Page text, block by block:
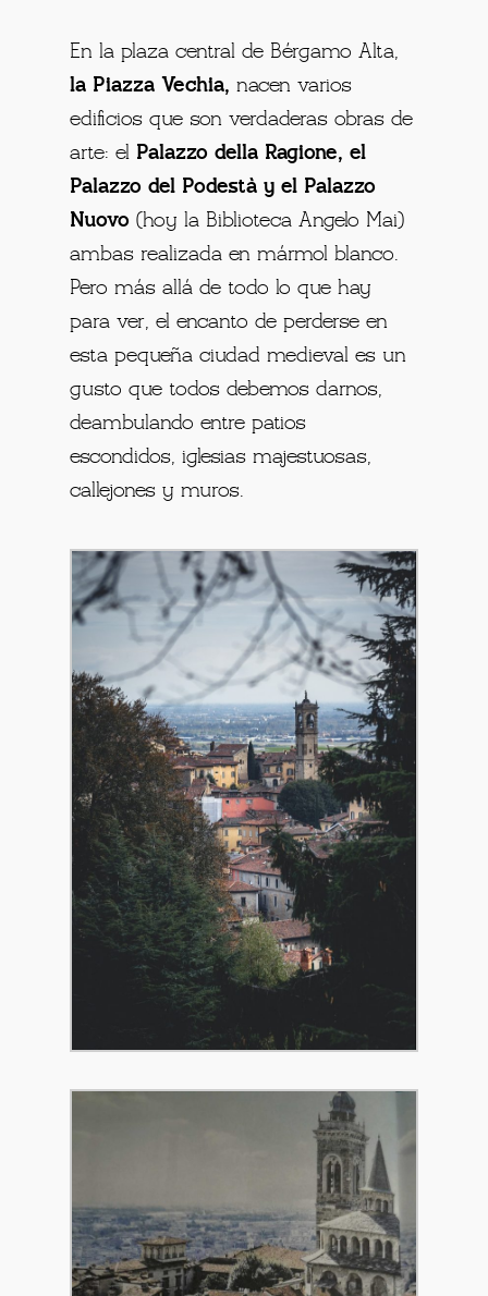
En la plaza central de Bérgamo Alta,
la Piazza Vechia, nacen varios
edificios que son verdaderas obras de
arte: el Palazzo della Ragione, el
Palazzo del Podestà y el Palazzo
Nuovo (hoy la Biblioteca Angelo Mai)
ambas realizada en mármol blanco.
Pero más allá de todo lo que hay
para ver, el encanto de perderse en
esta pequeña ciudad medieval es un
gusto que todos debemos darnos,
deambulando entre patios
escondidos, iglesias majestuosas,
callejones y muros.